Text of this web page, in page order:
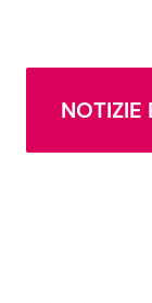
NOTIZIE